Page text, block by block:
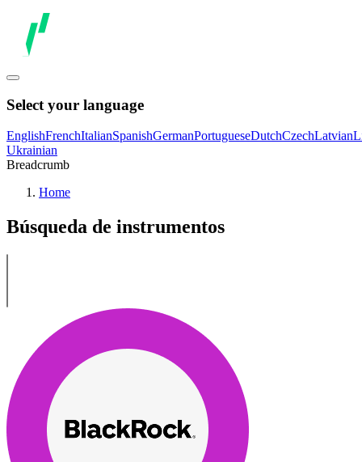
Select your language
EnglishFrenchItalianSpanishGermanPortugueseDutchCzechLatvian
Ukrainian
Breadcrumb
Home
Búsqueda de instrumentos